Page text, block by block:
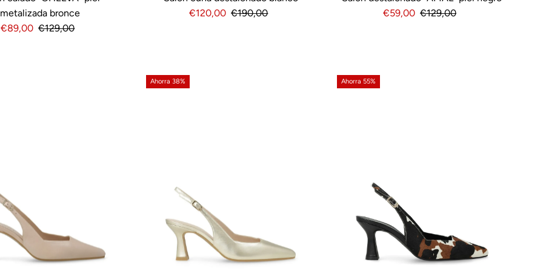
metalizada bronce
Precio
€89,00 Precio
€129,00
Precio
€120,00 Precio
€190,00
Precio
€59,00 Precio
€129,00
Ahorra 38% Ahorra 55%